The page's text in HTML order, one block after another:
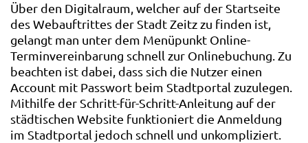
Über den Digitalraum, welcher auf der Startseite
des Webauftrittes der Stadt Zeitz zu finden ist,
gelangt man unter dem Menüpunkt Online-
Terminvereinbarung schnell zur Onlinebuchung. Zu
beachten ist dabei, dass sich die Nutzer einen
Account mit Passwort beim Stadtportal zuzulegen.
Mithilfe der Schritt-für-Schritt-Anleitung auf der
städtischen Website funktioniert die Anmeldung
im Stadtportal jedoch schnell und unkompliziert.